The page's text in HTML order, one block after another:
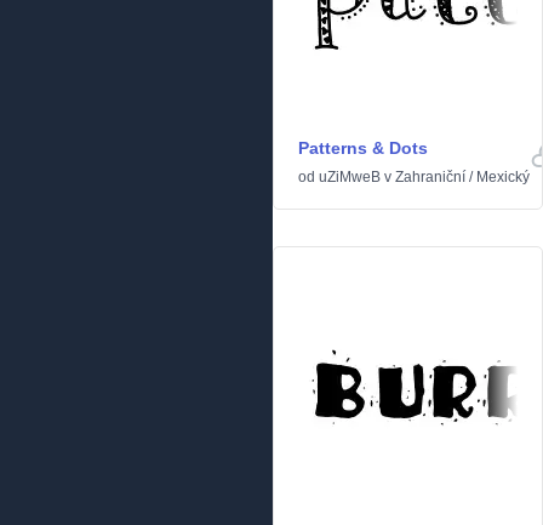
Patterns & Dots
od uZiMweB v Zahraniční / Mexický